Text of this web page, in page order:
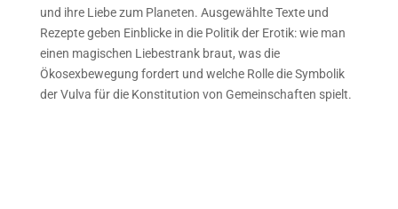
und ihre Liebe zum Planeten. Ausgewählte Texte und
Rezepte geben Einblicke in die Politik der Erotik: wie man
einen magischen Liebestrank braut, was die
Ökosexbewegung fordert und welche Rolle die Symbolik
der Vulva für die Konstitution von Gemeinschaften spielt.